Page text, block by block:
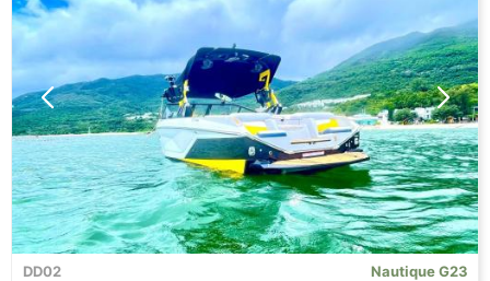
DD02 Nautique G23